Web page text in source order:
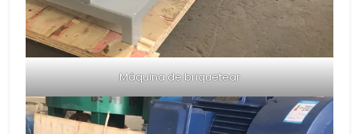
Máquina de briquetear